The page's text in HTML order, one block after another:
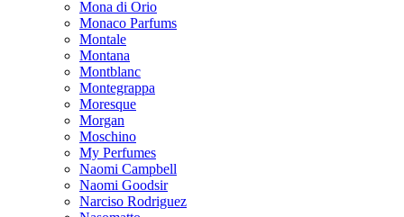
Mona di Orio
Monaco Parfums
Montale
Montana
Montblanc
Montegrappa
Moresque
Morgan
Moschino
My Perfumes
Naomi Campbell
Naomi Goodsir
Narciso Rodriguez